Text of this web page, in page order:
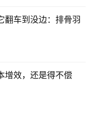
翻车到没边：排骨羽
增效，还是得不偿